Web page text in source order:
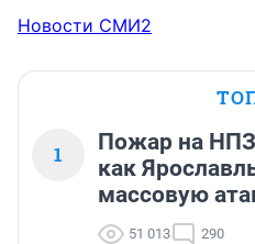
Новости СМИ2
1
Пожар на
как
массовую
51 013 290